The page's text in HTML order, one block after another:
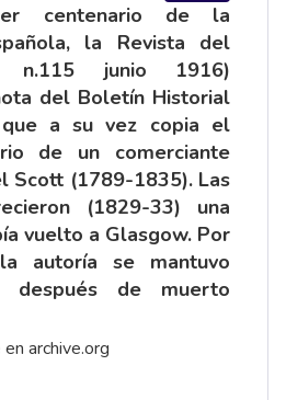
centenario de la
la Revista del
n.115 junio 1916)
del Boletín Historial
que a su vez copia el
de un comerciante
Scott (1789-1835). Las
(1829-33) una
vuelto a Glasgow. Por
autoría se mantuvo
después de muerto